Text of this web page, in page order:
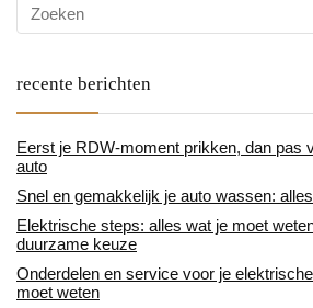
recente berichten
Eerst je RDW-moment prikken, dan pas
auto
Snel en gemakkelijk je auto wassen:
Elektrische steps: alles wat je moet
duurzame keuze
Onderdelen en service voor je
moet weten